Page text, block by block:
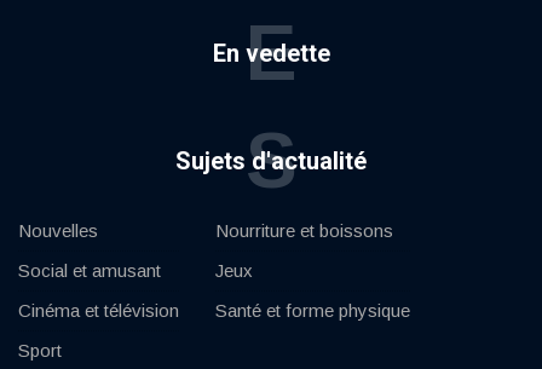
En vedette
E
Sujets d'actualité
S
Nouvelles
Social et amusant
Cinéma et télévision
Sport
Nourriture et boissons
Jeux
Santé et forme physique